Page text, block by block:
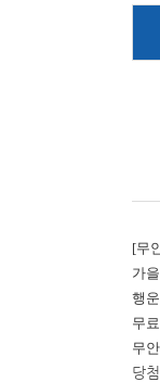
[무
가
행
무
무
당